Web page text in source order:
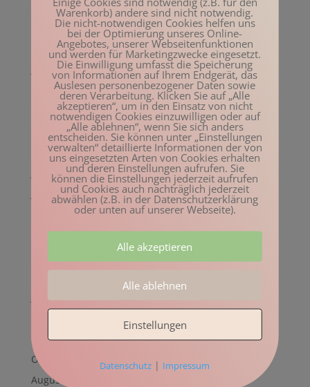
Mai 2023
März 2023
Februar 2023
Januar 2023
Dezember 2022
November 2022
Oktober 2022
August 2022
Juli 2022
Juni 2022
April 2022
Januar 2022
November 2021
Oktober 2021
August 2021
Warenkorb) andere sind nicht notwendig.
Die nicht-notwendigen Cookies helfen uns
bei der Optimierung unseres Online-
Angebotes, unserer Webseitenfunktionen
und werden für Marketingzwecke eingesetzt.
Die Einwilligung umfasst die Speicherung
von Informationen auf Ihrem Endgerät, das
Auslesen personenbezogener Daten sowie
deren Verarbeitung. Klicken Sie auf „Alle
akzeptieren“, um in den Einsatz von nicht
notwendigen Cookies einzuwilligen oder auf
„Alle ablehnen“, wenn Sie sich anders
entscheiden. Sie können unter „Einstellungen
verwalten“ detaillierte Informationen der von
uns eingesetzten Arten von Cookies erhalten
und deren Einstellungen aufrufen. Sie
können die Einstellungen jederzeit aufrufen
und Cookies auch nachträglich jederzeit
abwählen (z.B. in der Datenschutzerklärung
oder unten auf unserer Webseite).
Alle akzeptieren
Alle ablehnen
Einstellungen
Datenschutz | Impressum